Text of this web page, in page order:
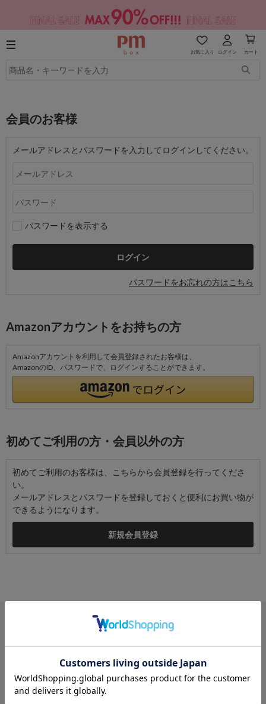
お気に入り ログイン カート
会員のお客様
メールアドレスとパスワードを入力してログインしてください。
パスワードを表示する
パスワードをお忘れの方はこちら
Amazonアカウントをお持ちの方
Amazonアカウントを利用して会員登録されたお客様は、
AmazonのID、パスワードで、ログインすることができます。
初めてご利用の方・会員以外の方
初めてご利用のお客様は、こちらから会員登録を行ってくださ
い。
メールアドレスとパスワードを登録しておくと便利にお買い物が
できるようになります。